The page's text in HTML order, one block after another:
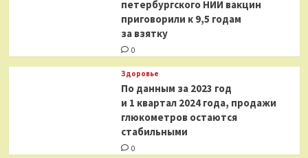
петербургского НИИ вакцин
приговорили к 9,5 годам
за взятку
0
Здоровье
По данным за 2023 год
и 1 квартал 2024 года, продажи
глюкометров остаются
стабильными
0